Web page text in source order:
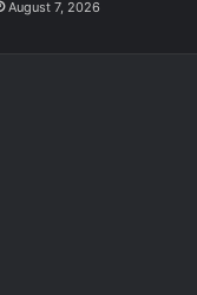
August 7, 2026